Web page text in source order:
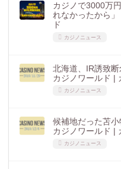
カジノで3000万
れなかったから
ド
カジノニュース
北海道、IR誘致
カジノワールド |
カジノニュース
候補地だった苫
カジノワールド |
カジノニュース